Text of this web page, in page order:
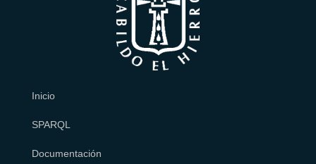
Inicio
SPARQL
Documentación